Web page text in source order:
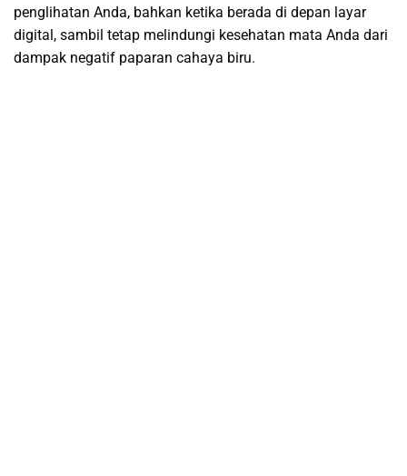
penglihatan Anda, bahkan ketika berada di depan layar
digital, sambil tetap melindungi kesehatan mata Anda dari
dampak negatif paparan cahaya biru.